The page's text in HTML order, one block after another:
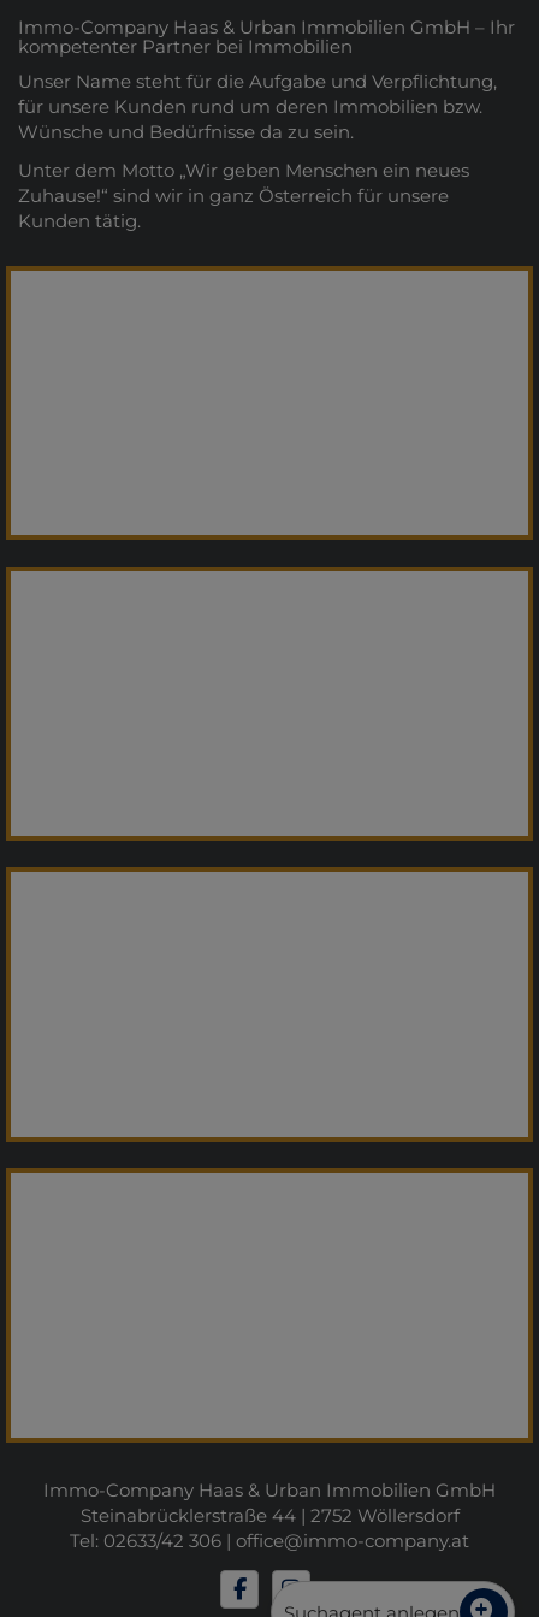
Immo-Company Haas & Urban Immobilien GmbH – Ihr
kompetenter Partner bei Immobilien
Unser Name steht für die Aufgabe und Verpflichtung,
für unsere Kunden rund um deren Immobilien bzw.
Wünsche und Bedürfnisse da zu sein.
Unter dem Motto „Wir geben Menschen ein neues
Zuhause!“ sind wir in ganz Österreich für unsere
Kunden tätig.
Immo-Company Haas & Urban Immobilien GmbH
Steinabrücklerstraße 44 | 2752 Wöllersdorf
Tel: 02633/42 306 | office@immo-company.at
Suchagent anlegen